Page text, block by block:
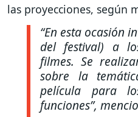
las proyecciones, según
“En esta ocasión
del festival) a
filmes. Se
sobre la
película para
funciones”,